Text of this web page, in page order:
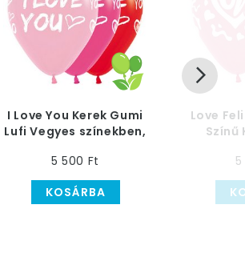
I Love You Kerek Gumi
Lufi Vegyes színekben,
5 500 Ft
KOSÁRBA
Love
Színű